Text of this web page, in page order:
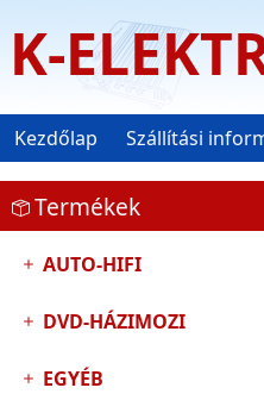
K-
Kezdőlap Szállítási
Termékek
AUTO-HIFI
DVD-HÁZIMOZI
EGYÉB